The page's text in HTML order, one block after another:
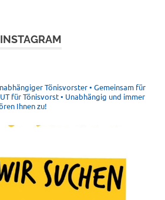
Tönisvorster • Gemeinsam für
für Tönisvorst • Unabhängig und immer
Ihnen zu!